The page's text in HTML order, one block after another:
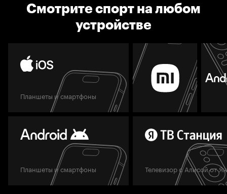
Смотрите спорт на любом
устройстве
Планшеты и смартфоны
Планшеты и смартфоны Телевизор с Алисой от